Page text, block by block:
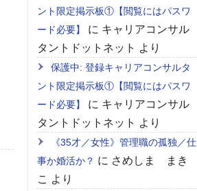
ント限定掲示板①【閲覧にはパスワ
ード必要】
に キャリアコンサル
タントドットネット より
保護中: 登録キャリアコンサルタ
ント限定掲示板①【閲覧にはパスワ
ード必要】
に キャリアコンサル
タントドットネット より
《35才／女性》管理職の孤独／仕
事か婚活か？ に さめしま まき
こ より